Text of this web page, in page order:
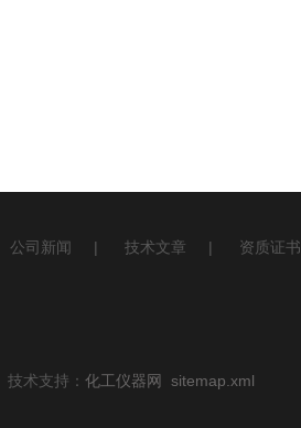
公司新闻 | 技术文章 | 资质证书
技术支持： 化工仪器网 sitemap.xml